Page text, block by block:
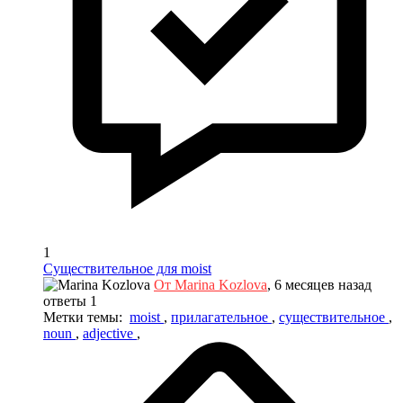
1
Существительное для moist
От Marina Kozlova, 6 месяцев назад
ответы 1
Метки темы: moist , прилагательное , существительное ,
noun , adjective ,